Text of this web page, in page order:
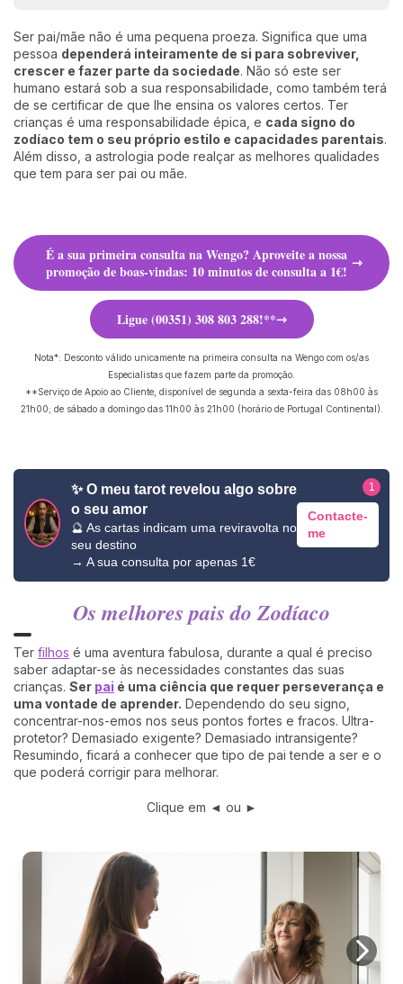
Ser pai/mãe não é uma pequena proeza. Significa que uma
pessoa dependerá inteiramente de si para sobreviver,
crescer e fazer parte da sociedade. Não só este ser
humano estará sob a sua responsabilidade, como também terá
de se certificar de que lhe ensina os valores certos. Ter
crianças é uma responsabilidade épica, e cada signo do
zodíaco tem o seu próprio estilo e capacidades parentais.
Além disso, a astrologia pode realçar as melhores qualidades
que tem para ser pai ou mãe.
É a sua primeira consulta na Wengo? Aproveite a nossa
promoção de boas-vindas: 10 minutos de consulta a 1€!
Ligue (00351) 308 803 288!**
Nota*: Desconto válido unicamente na primeira consulta na Wengo com os/as
Especialistas que fazem parte da promoção.
**Serviço de Apoio ao Cliente, disponível de segunda a sexta-feira das 08h00 às
21h00; de sábado a domingo das 11h00 às 21h00 (horário de Portugal Continental).
✨ O meu tarot revelou algo sobre
o seu amor
🔮 As cartas indicam uma reviravolta no
seu destino
→ A sua consulta por apenas 1€
Contacte-
me
1
Os melhores pais do Zodíaco
Ter filhos é uma aventura fabulosa, durante a qual é preciso
saber adaptar-se às necessidades constantes das suas
crianças. Ser pai é uma ciência que requer perseverança e
uma vontade de aprender. Dependendo do seu signo,
concentrar-nos-emos nos seus pontos fortes e fracos. Ultra-
protetor? Demasiado exigente? Demasiado intransigente?
Resumindo, ficará a conhecer que tipo de pai tende a ser e o
que poderá corrigir para melhorar.
Clique em ◄ ou ►